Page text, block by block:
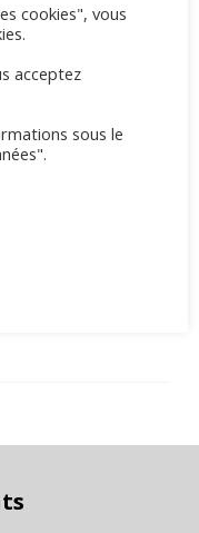
cookies", vous
acceptez
sous le